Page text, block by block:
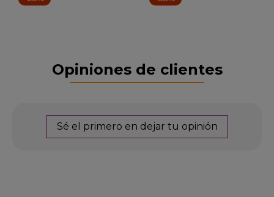
Opiniones de clientes
Sé el primero en dejar tu opinión